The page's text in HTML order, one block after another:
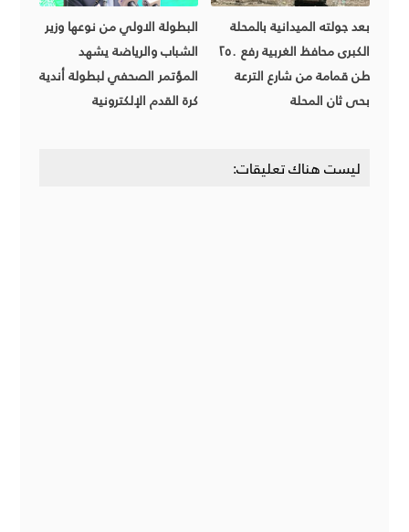
البطولة الاولي من نوعها وزير
الشباب والرياضة يشهد
المؤتمر الصحفي لبطولة أندية
كرة القدم الإلكترونية
بعد جولته الميدانية بالمحلة
الكبرى محافظ الغربية رفع ٢٥٠
طن قمامة من شارع الترعة
بحى ثان المحلة
ليست هناك تعليقات: